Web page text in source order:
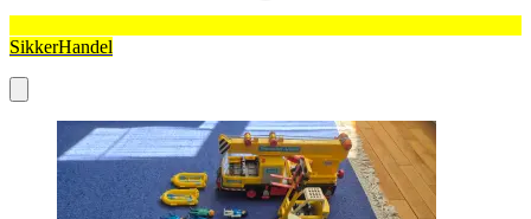
SikkerHandel